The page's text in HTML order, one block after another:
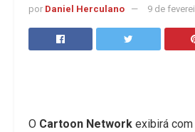
por Daniel Herculano 9 de
O Cartoon Network exibirá